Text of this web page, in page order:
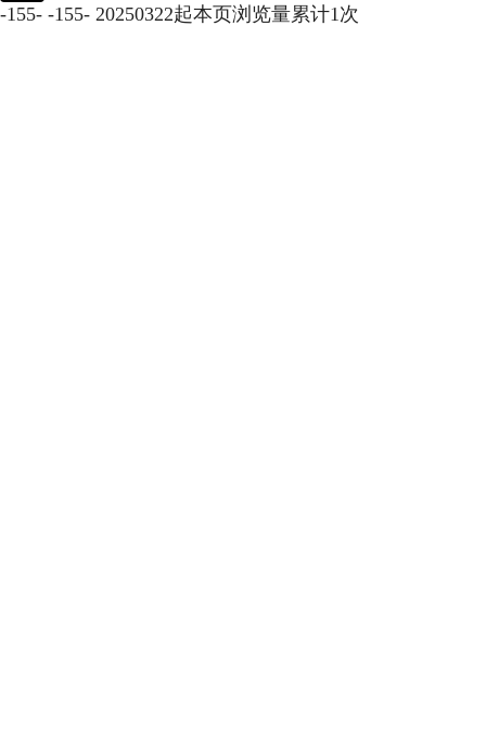
-155- -155- 20250322起本页浏览量累计1次